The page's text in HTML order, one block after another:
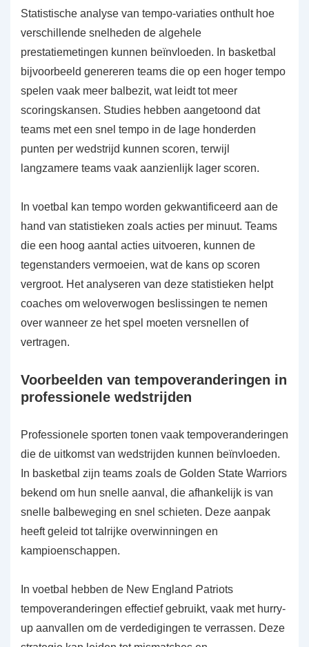
Statistische analyse van tempo-variaties onthult hoe
verschillende snelheden de algehele
prestatiemetingen kunnen beïnvloeden. In basketbal
bijvoorbeeld genereren teams die op een hoger tempo
spelen vaak meer balbezit, wat leidt tot meer
scoringskansen. Studies hebben aangetoond dat
teams met een snel tempo in de lage honderden
punten per wedstrijd kunnen scoren, terwijl
langzamere teams vaak aanzienlijk lager scoren.
In voetbal kan tempo worden gekwantificeerd aan de
hand van statistieken zoals acties per minuut. Teams
die een hoog aantal acties uitvoeren, kunnen de
tegenstanders vermoeien, wat de kans op scoren
vergroot. Het analyseren van deze statistieken helpt
coaches om weloverwogen beslissingen te nemen
over wanneer ze het spel moeten versnellen of
vertragen.
Voorbeelden van tempoveranderingen in
professionele wedstrijden
Professionele sporten tonen vaak tempoveranderingen
die de uitkomst van wedstrijden kunnen beïnvloeden.
In basketbal zijn teams zoals de Golden State Warriors
bekend om hun snelle aanval, die afhankelijk is van
snelle balbeweging en snel schieten. Deze aanpak
heeft geleid tot talrijke overwinningen en
kampioenschappen.
In voetbal hebben de New England Patriots
tempoveranderingen effectief gebruikt, vaak met hurry-
up aanvallen om de verdedigingen te verrassen. Deze